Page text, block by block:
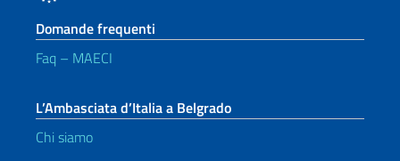
Domande frequenti
Faq – MAECI
L’Ambasciata d’Italia a Belgrado
Chi siamo